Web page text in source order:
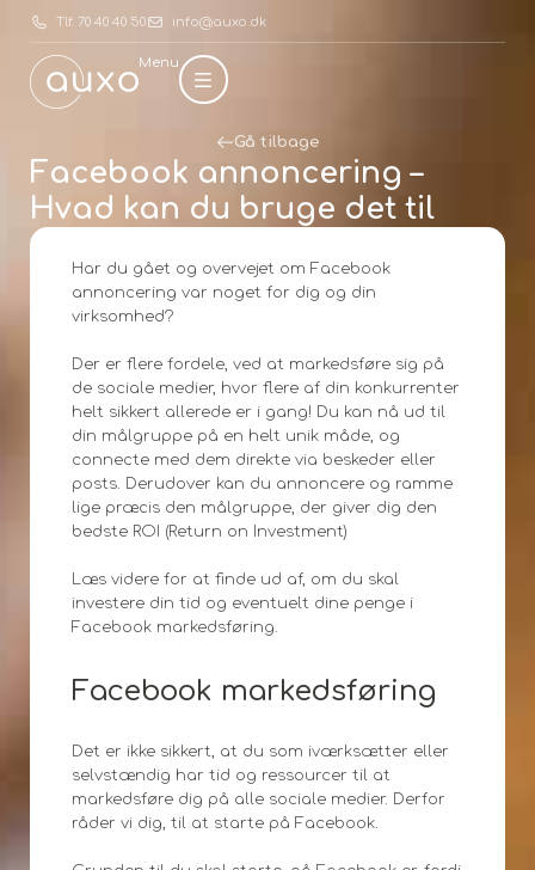
Tlf. 70 40 40 50 info@auxo.dk
Menu
Gå tilbage
Facebook annoncering –
Hvad kan du bruge det til
Har du gået og overvejet om Facebook
annoncering var noget for dig og din
virksomhed?
Der er flere fordele, ved at markedsføre sig på
de sociale medier, hvor flere af din konkurrenter
helt sikkert allerede er i gang! Du kan nå ud til
din målgruppe på en helt unik måde, og
connecte med dem direkte via beskeder eller
posts. Derudover kan du annoncere og ramme
lige præcis den målgruppe, der giver dig den
bedste ROI (Return on Investment)
Læs videre for at finde ud af, om du skal
investere din tid og eventuelt dine penge i
Facebook markedsføring.
Facebook markedsføring
Det er ikke sikkert, at du som iværksætter eller
selvstændig har tid og ressourcer til at
markedsføre dig på alle sociale medier. Derfor
råder vi dig, til at starte på Facebook.